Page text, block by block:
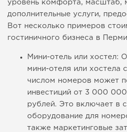
уровень комфорта, масштаб,
дополнительные услуги,
Вот несколько примеров
гостиничного бизнеса в
Мини-отель или хостел:
мини-отеля или хостела
числом номеров может
инвестиций от 3 000
рублей. Это включает в
оборудование для
также маркетинговые